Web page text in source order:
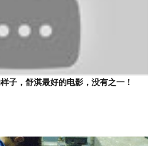
子，舒淇最好的电影，没有之一！